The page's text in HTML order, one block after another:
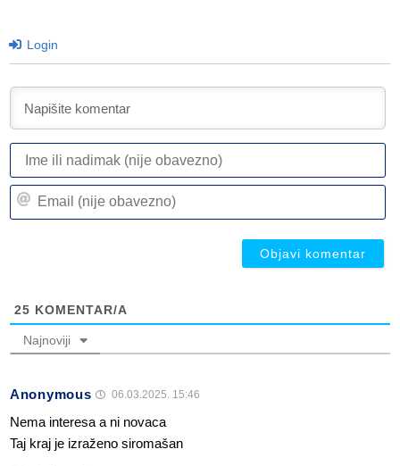
Login
25 KOMENTAR/A
Najnoviji
Anonymous 06.03.2025. 15:46
Nema interesa a ni novaca
Taj kraj je izraženo siromašan